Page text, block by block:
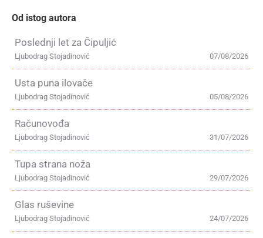
Od istog autora
Poslednji let za Čipuljić
07/08/2026
Ljubodrag Stojadinović
Usta puna ilovače
05/08/2026
Ljubodrag Stojadinović
Računovođa
31/07/2026
Ljubodrag Stojadinović
Tupa strana noža
29/07/2026
Ljubodrag Stojadinović
Glas ruševine
24/07/2026
Ljubodrag Stojadinović